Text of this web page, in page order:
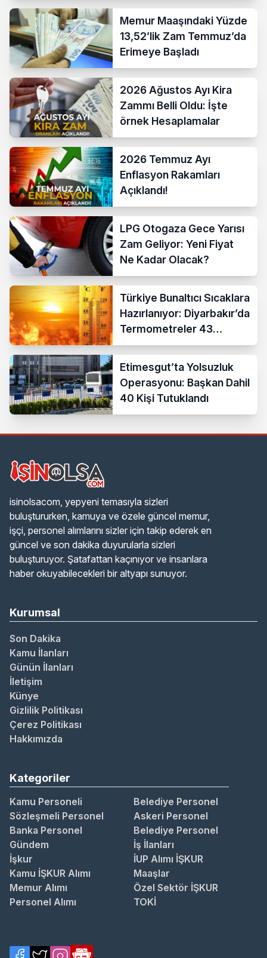
Memur Maaşındaki Yüzde
13,52’lik Zam Temmuz’da
Erimeye Başladı
2026 Ağustos Ayı Kira
Zammı Belli Oldu: İşte
örnek Hesaplamalar
2026 Temmuz Ayı
Enflasyon Rakamları
Açıklandı!
LPG Otogaza Gece Yarısı
Zam Geliyor: Yeni Fiyat
Ne Kadar Olacak?
Türkiye Bunaltıcı Sıcaklara
Hazırlanıyor: Diyarbakır’da
Termometreler 43
Dereceyi Gösterecek
Etimesgut’ta Yolsuzluk
Operasyonu: Başkan Dahil
40 Kişi Tutuklandı
isinolsacom, yepyeni temasıyla sizleri
buluştururken, kamuya ve özele güncel memur,
işçi, personel alımlarını sizler için takip ederek en
güncel ve son dakika duyurularla sizleri
buluşturuyor. Şatafattan kaçınıyor ve insanlara
haber okuyabilecekleri bir altyapı sunuyor.
Kurumsal
Son Dakika
Kamu İlanları
Günün İlanları
İletişim
Künye
Gizlilik Politikası
Çerez Politikası
Hakkımızda
Kategoriler
Kamu Personeli
Belediye Personel
Sözleşmeli Personel
Askeri Personel
Banka Personel
Belediye Personel
Gündem
İş İlanları
İşkur
İUP Alımı İŞKUR
Kamu İŞKUR Alımı
Maaşlar
Memur Alımı
Özel Sektör İŞKUR
Personel Alımı
TOKİ